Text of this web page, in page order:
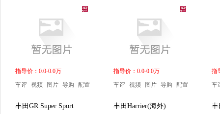
指导价：0.0-0.0万
车评 视频 图片 导购 配置
指导价：0.0-0.0万
车评 视频 图片 导购 配置
指
车
丰田GR Super Sport 丰田Harrier(海外) 丰